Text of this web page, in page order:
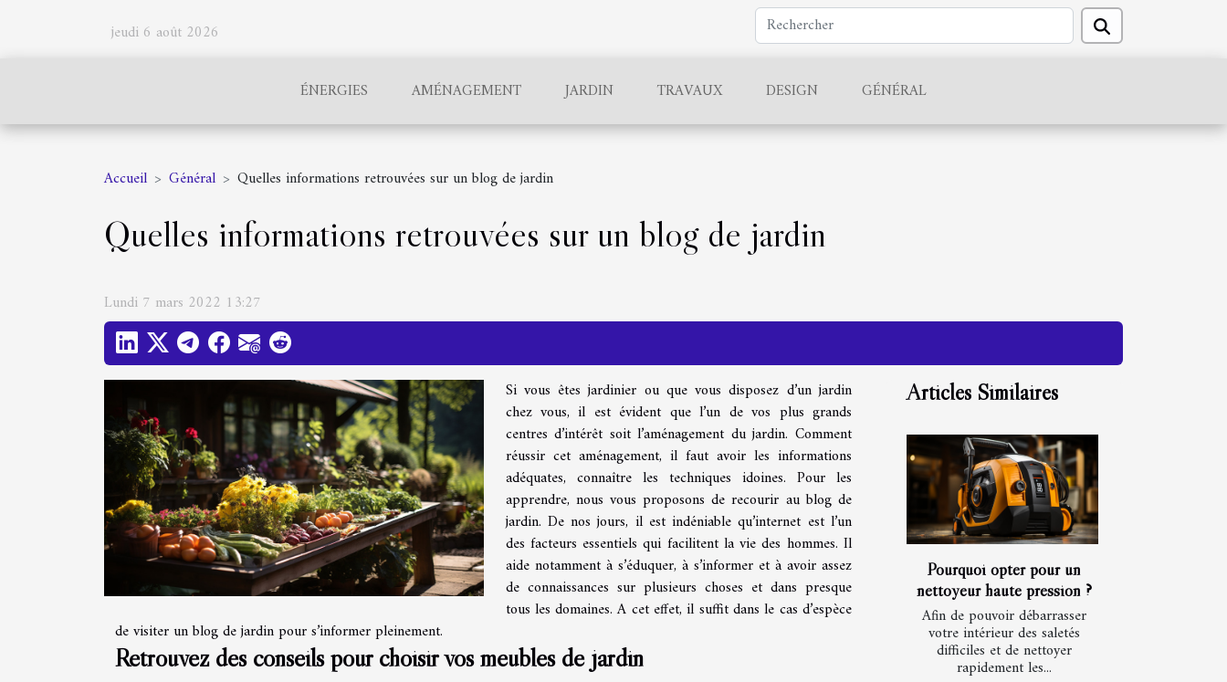
jeudi 6 août 2026
ÉNERGIES AMÉNAGEMENT JARDIN TRAVAUX DESIGN GÉNÉRAL
Accueil Général Quelles informations retrouvées sur un blog de jardin
Quelles informations retrouvées sur un blog de jardin
Lundi 7 mars 2022 13:27
Si vous êtes jardinier ou que vous disposez d’un jardin
chez vous, il est évident que l’un de vos plus grands
centres d’intérêt soit l’aménagement du jardin. Comment
réussir cet aménagement, il faut avoir les informations
adéquates, connaître les techniques idoines. Pour les
apprendre, nous vous proposons de recourir au blog de
jardin. De nos jours, il est indéniable qu’internet est l’un
des facteurs essentiels qui facilitent la vie des hommes. Il
aide notamment à s’éduquer, à s’informer et à avoir assez
de connaissances sur plusieurs choses et dans presque
tous les domaines. A cet effet, il suffit dans le cas d’espèce
de visiter un blog de jardin pour s’informer pleinement.
Retrouvez des conseils pour choisir vos meubles de jardin
Articles Similaires
Pourquoi opter pour un
nettoyeur haute pression ?
Afin de pouvoir débarrasser
votre intérieur des saletés
difficiles et de nettoyer
rapidement les...